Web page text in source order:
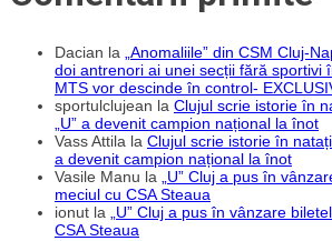
Dacian la „Anomaliile” din CSM Cluj-
doi antrenori ai unei secții fără sportivi
MTS vor descinde în control-
sportulclujean la Clujul scrie istorie în
„U” a devenit campion național la înot
Vass Attila la Clujul scrie istorie în
a devenit campion național la înot
Vasile Manu la „U” Cluj a pus în
meciul cu CSA Steaua
ionut la „U” Cluj a pus în vânzare
CSA Steaua